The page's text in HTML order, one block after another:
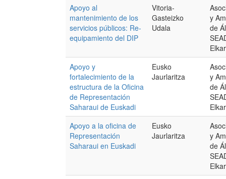
Apoyo al
mantenimiento de los
servicios públicos: Re-
equipamiento del DIP
Vitoria-
Gasteizko
Udala
y
de
Apoyo y
fortalecimiento de la
estructura de la Oficina
de Representación
Saharaui de Euskadi
Eusko
Jaurlaritza
y
de
Apoyo a la oficina de
Representación
Saharaui en Euskadi
Eusko
Jaurlaritza
y
de